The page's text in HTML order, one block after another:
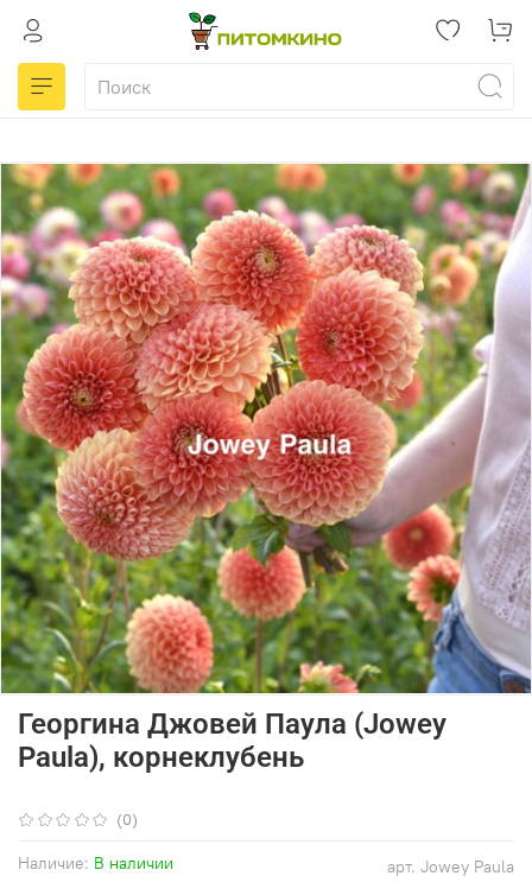
(0)
арт. Jowey Paula
Наличие: В наличии
Георгина Джовей Паула (Jowey
Paula), корнеклубень